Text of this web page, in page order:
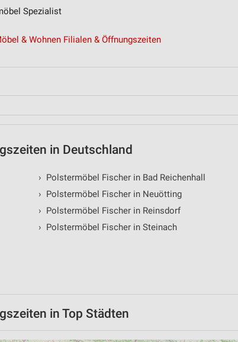
Spezialist
& Wohnen Filialen & Öffnungszeiten
in Deutschland
› Polstermöbel Fischer in Bad Reichenhall
› Polstermöbel Fischer in Neuötting
› Polstermöbel Fischer in Reinsdorf
› Polstermöbel Fischer in Steinach
in Top Städten